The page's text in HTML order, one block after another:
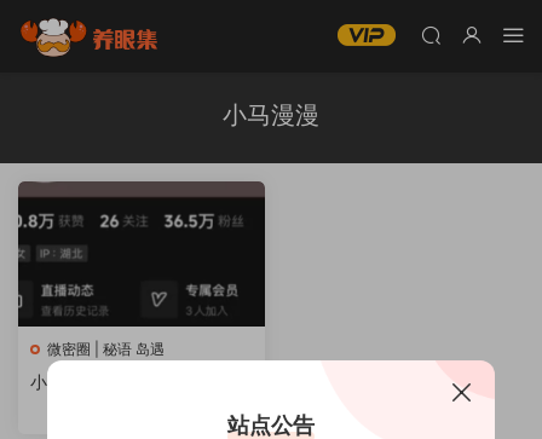
小马漫漫
微密圈 | 秘语 岛遇
小马漫漫微密圈付费图片&视
站点公告